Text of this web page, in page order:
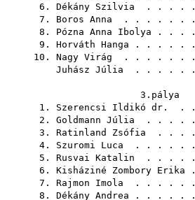
6. Dékány Szilvia . . . .
7. Boros Anna . . . . . .
8. Pózna Anna Ibolya . . .
9. Horváth Hanga . . . . .
10. Nagy Virág . . . . . . . .
Juhász Júlia . . . . .
1. Szerencsi Ildikó dr.
. .
2. Goldmann Júlia . . . .
3. Ratinland Zsófia . . .
4. Szuromi Luca . . . . .
5. Rusvai Katalin . . . .
6. Kisháziné Zombory Erika
7. Rajmon Imola . . . . . . .
8. Dékány Andrea . . . . .